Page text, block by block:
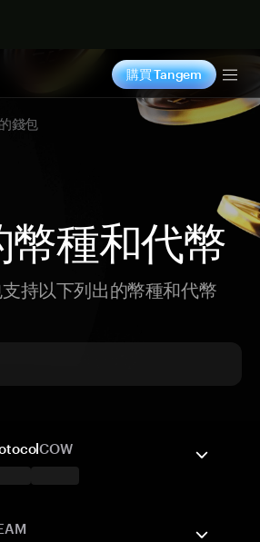
購買 Tangem
錢包
幣種和代幣
持以下列出的幣種和代幣
COW